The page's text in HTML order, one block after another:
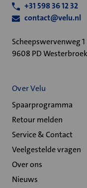
+31 598 36 12 32
contact@velu.nl
Scheepswervenweg 1
9608 PD Westerbroek
Over Velu
Spaarprogramma
Retour melden
Service & Contact
Veelgestelde vragen
Over ons
Nieuws